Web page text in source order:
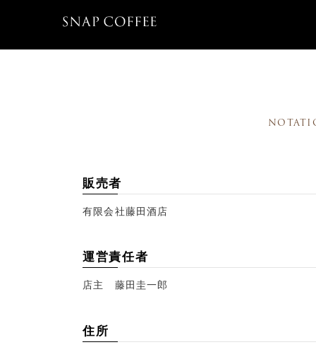
販売者
有限会社藤田酒店
運営責任者
店主 藤田圭一郎
住所